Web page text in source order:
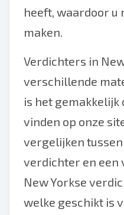
heeft, waardoor
maken.
Verdichters in
verschillende
is het gemakkelijk
vinden op onze
vergelijken
verdichter en een
New Yorkse
welke geschikt is